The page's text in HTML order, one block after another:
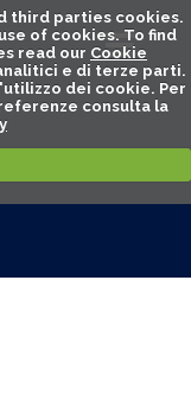
third parties cookies.
of cookies. To find
read our Cookie
e di terze parti.
dei cookie. Per
consulta la